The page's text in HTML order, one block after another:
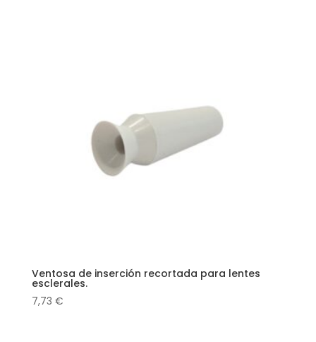
Ventosa de inserción recortada para lentes
esclerales.
7,73 €